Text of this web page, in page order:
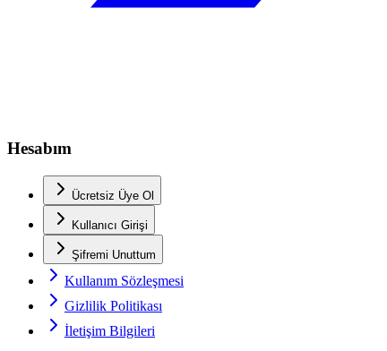
Hesabım
Ücretsiz Üye Ol
Kullanıcı Girişi
Şifremi Unuttum
Kullanım Sözleşmesi
Gizlilik Politikası
İletişim Bilgileri